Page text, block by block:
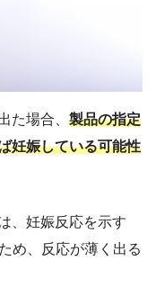
た場合、 製品の指定
妊娠している可能性
、妊娠反応を示す
め、反応が薄く出る